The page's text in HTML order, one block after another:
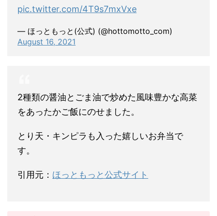
pic.twitter.com/4T9s7mxVxe
— ほっともっと(公式) (@hottomotto_com)
August 16, 2021
2種類の醤油とごま油で炒めた風味豊かな高菜
をあったかご飯にのせました。
とり天・キンピラも入った嬉しいお弁当で
す。
引用元： ほっともっと公式サイト